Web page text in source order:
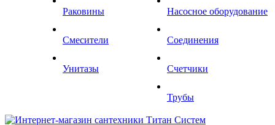
Раковины
Смесители
Унитазы
Насосное оборудование
Соединения
Счетчики
Трубы